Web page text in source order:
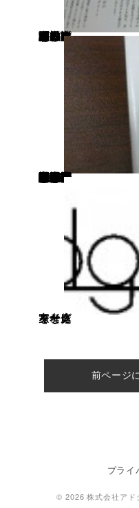
「対話が導く 樹木が映える建築の方程式」という見出しがついており、 「対話」と聞いて、つい思い出したものがあります。 それは…、
私の大学時代の卒業論文です。 「対話により生まれる建築の魅力」 （読み返すと、なんとも内容の薄い論文だこと…汗） 大学時代に研究していたテーマに似た見出しだったので、 どのような内容なのか、ワクワクして読んでいきました。 が、 その内容は、対話については触れる事もなく、 建築と樹木の関係性や、建築と樹木が寄り添う心地よい空間について 書かれていました。 ん？ 対話はどこへいったんだろうと、再度見出しを良く見ると、 「作庭家・荻野寿也氏と建築家・伊礼智氏の対話から、理想の家に近づけるヒントを探る。」 と見出しの下に書いてあった。 なんだ、「対話が導く」というのは、対話形式で記事にしたという事だったのね…。 とはいえ、十分ヒントを探れたので良しとしておきます。 記述：津江
家と庭を一体で考えるならアドグリーン
前ページ
プライ
© 2026 株式会社ア